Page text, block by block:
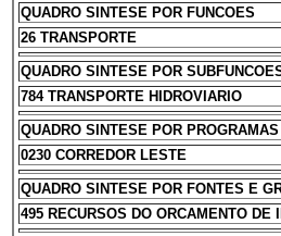
QUADRO SINTESE POR FUNCOES
26 TRANSPORTE
QUADRO SINTESE POR
784 TRANSPORTE HIDROVIARIO
QUADRO SINTESE POR PROGRAMAS
0230 CORREDOR LESTE
QUADRO SINTESE POR FONTES E
495 RECURSOS DO ORCAMENTO DE